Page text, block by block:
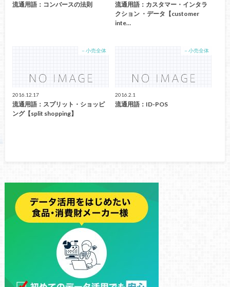
流通用語：コンバースの法則
流通用語：カスタマー・インタラ
クション ・データ【customer
inte…
－小売全体
2016.12.17
流通用語：スプリット・ショッピ
ング【split shopping】
－小売全体
2016.2.1
流通用語：ID-POS